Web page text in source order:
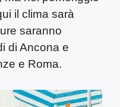
il clima sarà
saranno
di Ancona e
e Roma.